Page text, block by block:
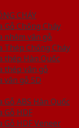
CHÁY
Gỗ Chống Cháy
nhôm vân gỗ
Thép Chống Cháy
thép Hàn Quốc
thép vân gỗ
vân gỗ 5D
Gỗ ABS Hàn Quốc
Gỗ HDF
Gỗ HDF Veneer